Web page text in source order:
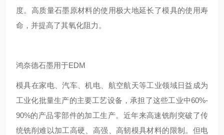
度。高质量石墨原材料的使用极大地延长了模具的使用寿
命，并提高了其氧化阻力。
鸿奈德石墨用于EDM
模具在家电、汽车、机电、航空航天等工业领域日益成为
工业化批量生产的主要工艺设备，承担了这些工业中60%-
90%的产品零部件的加工生产。近年来高速铣削突破了传
统铣削难以加工高硬、高强、高韧模具材料的限制。但电